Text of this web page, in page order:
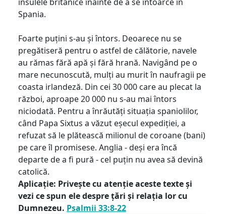
Spania.
Foarte puțini s-au și întors. Deoarece nu se
pregătiseră pentru o astfel de călătorie, navele
au rămas fără apă și fără hrană. Navigând pe o
mare necunoscută, mulți au murit în naufragii pe
coasta irlandeză. Din cei 30 000 care au plecat la
război, aproape 20 000 nu s-au mai întors
niciodată. Pentru a înrăutăți situația spaniolilor,
când Papa Sixtus a văzut eșecul expediției, a
refuzat să le plătească milionul de coroane (bani)
pe care îl promisese. Anglia - deși era încă
departe de a fi pură - cel puțin nu avea să devină
catolică.
Aplicație: Privește cu atenție aceste texte și
vezi ce spun ele despre țări și relația lor cu
Dumnezeu. Psalmii 33:8-22